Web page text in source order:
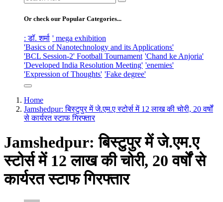
for:
Or check our Popular Categories...
: डॉ. शर्मा ' mega exhibition
'Basics of Nanotechnology and its Applications'
'BCL Session-2' Football Tournament 'Chand ke Anjoria'
'Developed India Resolution Meeting' 'enemies'
'Expression of Thoughts' 'Fake degree'
Home
Jamshedpur: बिस्टुपुर में जे.एम.ए स्टोर्स में 12 लाख की चोरी, 20 वर्षों
से कार्यरत स्टाफ गिरफ्तार
Jamshedpur: बिस्टुपुर में जे.एम.ए
स्टोर्स में 12 लाख की चोरी, 20 वर्षों से
कार्यरत स्टाफ गिरफ्तार